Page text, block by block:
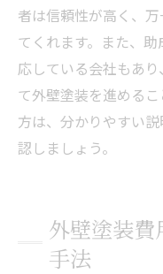
者は信頼性が高く、
てくれます。また、
応している会社もあ
て外壁塗装を進める
方は、分かりやすい
認しましょう。
外壁塗装費
手法